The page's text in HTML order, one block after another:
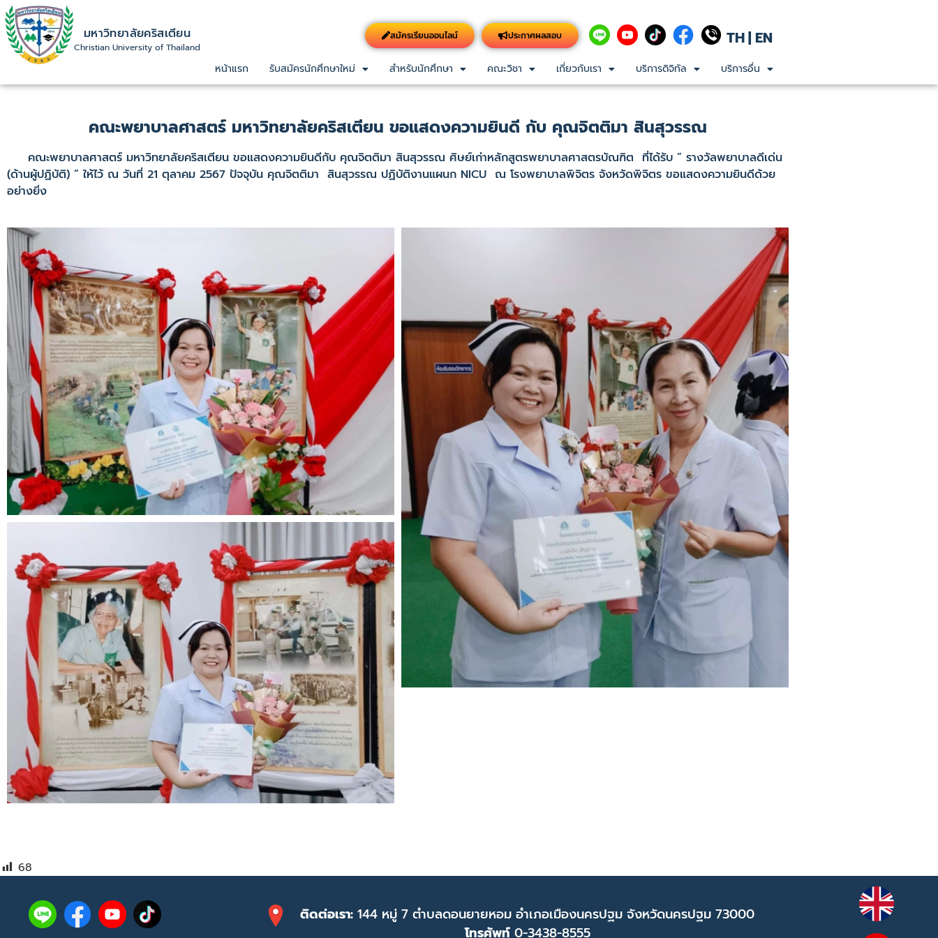
มหาวิทยาลัยคริสเตียน
Christian University of Thailand
สมัครเรียนออนไลน์ ประกาศผลสอบ TH| EN
หน้าแรก รับสมัครนักศึกษาใหม่ สำหรับนักศึกษา คณะวิชา เกี่ยวกับเรา บริการดิจิทัล บริการอื่น
คณะพยาบาลศาสตร์ มหาวิทยาลัยคริสเตียน ขอแสดงความยินดี กับ คุณจิตติมา สินสุวรรณ
คณะพยาบาลศาสตร์ มหาวิทยาลัยคริสเตียน ขอแสดงความยินดีกับ คุณจิตติมา สินสุวรรณ ศิษย์เก่าหลักสูตรพยาบาลศาสตรบัณฑิต ที่ได้รับ ” รางวัลพยาบาลดีเด่น
(ด้านผู้ปฏิบัติ) ” ให้ไว้ ณ วันที่ 21 ตุลาคม 2567 ปัจจุบัน คุณจิตติมา สินสุวรรณ ปฏิบัติงานแผนก NICU ณ โรงพยาบาลพิจิตร จังหวัดพิจิตร ขอแสดงความยินดีด้วย
อย่างยิ่ง
68
ติดต่อเรา:144 หมู่ 7 ตำบลดอนยายหอม อำเภอเมืองนครปฐม จังหวัดนครปฐม 73000
โทรศัพท์0-3438-8555